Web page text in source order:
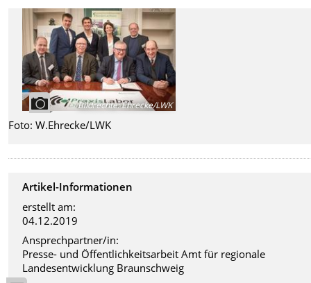
Bildrechte:Ehrecke/LWK
Foto: W.Ehrecke/LWK
Artikel-Informationen
erstellt am:
04.12.2019
Ansprechpartner/in:
Presse- und Öffentlichkeitsarbeit Amt für regionale
Landesentwicklung Braunschweig